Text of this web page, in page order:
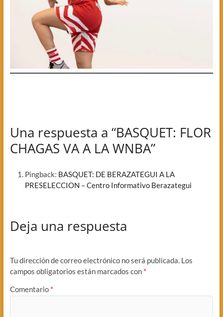
Una respuesta a “BASQUET: FLOR
CHAGAS VA A LA WNBA”
Pingback: BASQUET: DE BERAZATEGUI A LA
PRESELECCION – Centro Informativo Berazategui
Deja una respuesta
Tu dirección de correo electrónico no será publicada. Los
campos obligatorios están marcados con *
Comentario *